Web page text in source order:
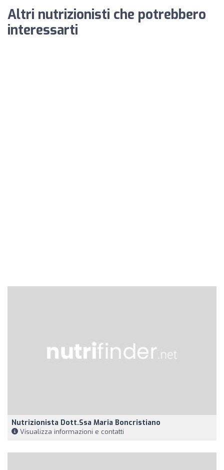
Altri nutrizionisti che potrebbero
interessarti
Nutrizionista Dott.ssa Maria Boncristiano
Visualizza informazioni e contatti